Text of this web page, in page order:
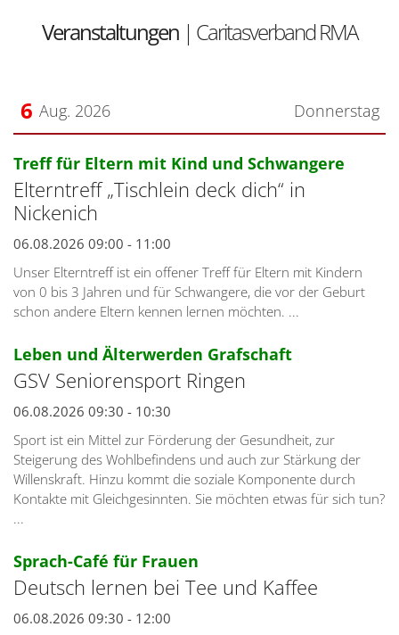
Veranstaltungen | Caritasverband RMA
Donnerstag
6 Aug. 2026
Datum: 6. August 2026
Treff für Eltern mit Kind und Schwangere
Elterntreff „Tischlein deck dich“ in
Nickenich
06.08.2026 09:00 - 11:00
Unser Elterntreff ist ein offener Treff für Eltern mit Kindern
von 0 bis 3 Jahren und für Schwangere, die vor der Geburt
schon andere Eltern kennen lernen möchten. ...
Leben und Älterwerden Grafschaft:
GSV Seniorensport Ringen
06.08.2026 09:30 - 10:30
Sport ist ein Mittel zur Förderung der Gesundheit, zur
Steigerung des Wohlbefindens und auch zur Stärkung der
Willenskraft. Hinzu kommt die soziale Komponente durch
Kontakte mit Gleichgesinnten. Sie möchten etwas für sich tun?
...
Sprach-Café für Frauen
Deutsch lernen bei Tee und Kaffee
06.08.2026 09:30 - 12:00